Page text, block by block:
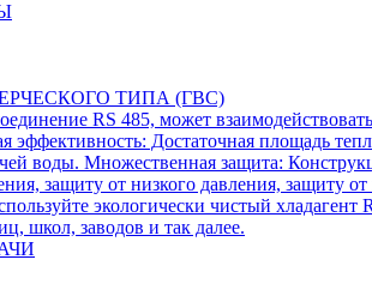
ТИПА (ГВС)
RS 485, может
Достаточная площадь
воды. Множественная защита:
защиту от низкого давления, защиту
экологически чистый
школ, заводов и так далее.